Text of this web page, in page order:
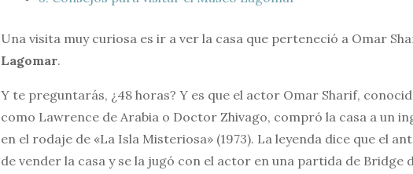
Una visita muy curiosa es ir a ver la casa que perteneció a Omar
Lagomar.
Y te preguntarás, ¿48 horas? Y es que el actor Omar Sharif,
como Lawrence de Arabia o Doctor Zhivago, compró la casa a un
en el rodaje de «La Isla Misteriosa» (1973). La leyenda dice que el
de vender la casa y se la jugó con el actor en una partida de Bridge